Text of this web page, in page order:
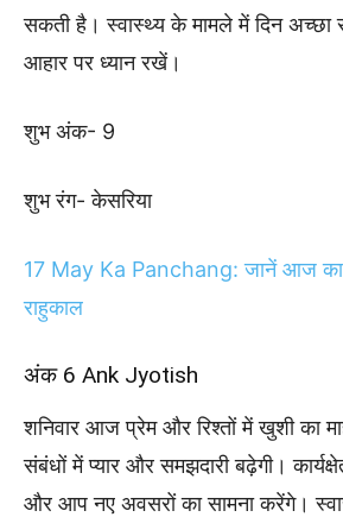
सकती है। स्वास्थ्य के मामले में दिन अच्छा
आहार पर ध्यान रखें।
शुभ अंक- 9
शुभ रंग- केसरिया
17 May Ka Panchang: जानें आज का
राहुकाल
अंक 6 Ank Jyotish
शनिवार आज प्रेम और रिश्तों में खुशी का
संबंधों में प्यार और समझदारी बढ़ेगी।
और आप नए अवसरों का सामना करेंगे।